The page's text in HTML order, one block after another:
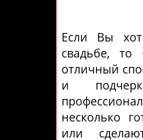
Если Вы
свадьбе,
отличный
и
несколько
или